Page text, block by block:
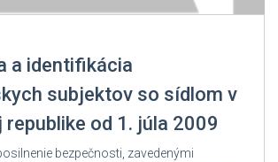
a identifikácia
subjektov so sídlom v
republike od 1. júla 2009
bezpečnosti, zavedenými